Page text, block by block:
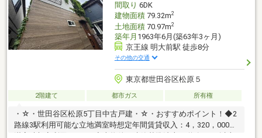
間取り 6DK
建物面積79.32m2
土地面積70.97m2
築年月 1963年6月(築63年3ヶ月)
京王線 明大前駅 徒歩8分
その他の交通
東京都世田谷区松原５
2階建て 都市ガス 所有権
・☆・世田谷区松原5丁目中古戸建・☆・おすすめポイント！◆2
路線3駅利用可能な立地満室時想定年間賃貸収入：4，320，000円